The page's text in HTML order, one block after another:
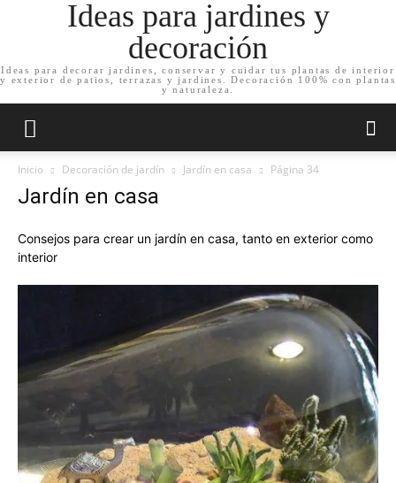
Ideas para jardines y
decoración
Ideas para decorar jardines, conservar y cuidar tus plantas de interior
y exterior de patios, terrazas y jardines. Decoración 100% con plantas
y naturaleza.
Inicio Decoración de jardín Jardín en casa Página 34
Jardín en casa
Consejos para crear un jardín en casa, tanto en exterior como
interior